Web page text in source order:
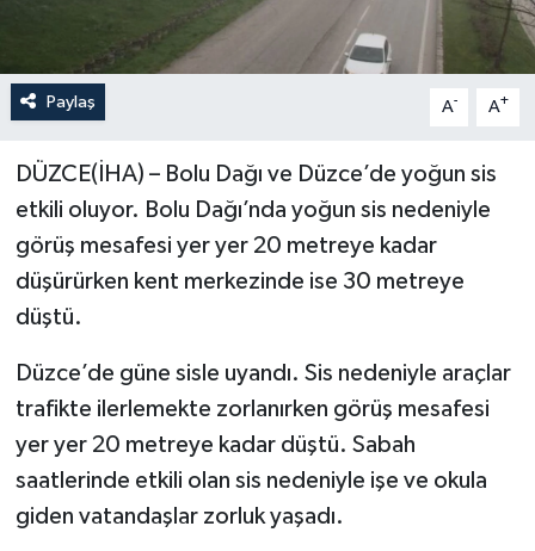
Paylaş A- A+
DÜZCE(İHA) – Bolu Dağı ve Düzce’de yoğun sis
etkili oluyor. Bolu Dağı’nda yoğun sis nedeniyle
görüş mesafesi yer yer 20 metreye kadar
düşürürken kent merkezinde ise 30 metreye
düştü.
Düzce’de güne sisle uyandı. Sis nedeniyle araçlar
trafikte ilerlemekte zorlanırken görüş mesafesi
yer yer 20 metreye kadar düştü. Sabah
saatlerinde etkili olan sis nedeniyle işe ve okula
giden vatandaşlar zorluk yaşadı.